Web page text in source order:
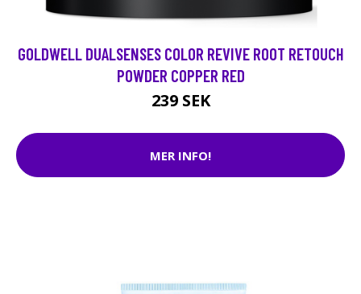
GOLDWELL DUALSENSES COLOR REVIVE ROOT RETOUCH
POWDER COPPER RED
239 SEK
MER INFO!